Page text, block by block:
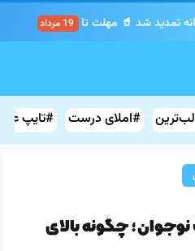
تمدید شد 🥤 مهلت تا
#املای درست #تایپ
چگونه بالای